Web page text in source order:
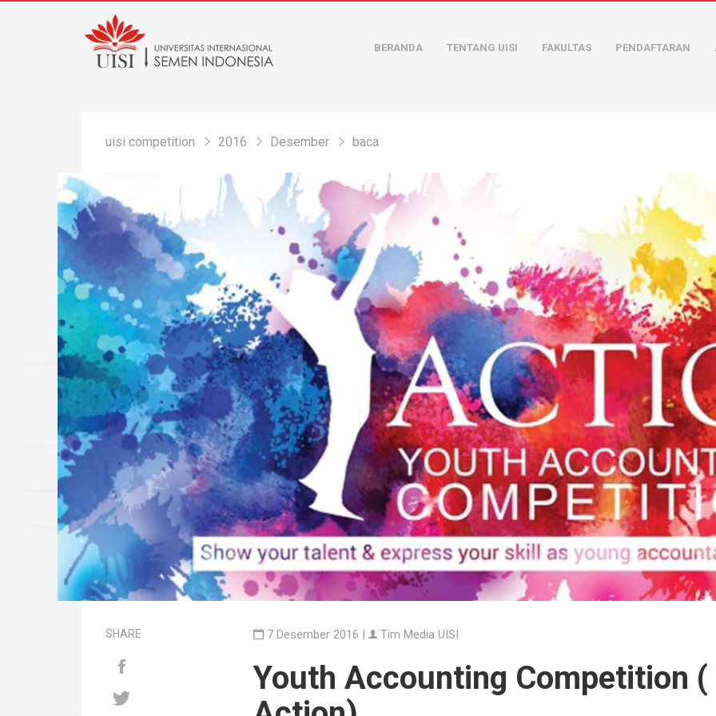
BERANDA TENTANG UISI FAKULTAS PENDAFTARAN
uisi competition 2016 Desember baca
SHARE 7 Desember 2016 | Tim Media UISI
Youth Accounting Competition (